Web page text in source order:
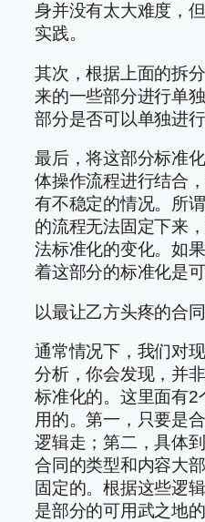
身并没有太大难度，
实践。
其次，根据上面的拆
来的一些部分进行单
部分是否可以单独进行
最后，将这部分标准
体操作流程进行结合
有不稳定的情况。所
的流程无法固定下来
法标准化的变化。如
着这部分的标准化是可
以最让乙方头疼的合
通常情况下，我们对
分析，你会发现，并
标准化的。这里面有
用的。第一，只要是
逻辑走；第二，具体
合同的类型和内容大
固定的。根据这些逻
是部分的可用武之地的